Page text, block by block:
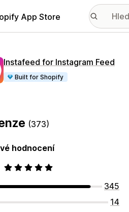
App Store
Instafeed for Instagram Feed
Built for Shopify
(373)
hodnocení
345
14